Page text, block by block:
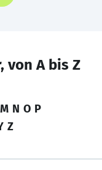
von A bis Z
M N O P
Z